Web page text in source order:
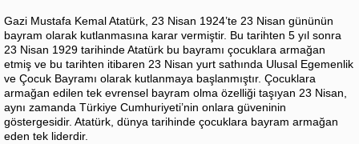
Gazi Mustafa Kemal Atatürk, 23 Nisan 1924’te 23 Nisan gününün
bayram olarak kutlanmasına karar vermiştir. Bu tarihten 5 yıl sonra
23 Nisan 1929 tarihinde Atatürk bu bayramı çocuklara armağan
etmiş ve bu tarihten itibaren 23 Nisan yurt sathında Ulusal Egemenlik
ve Çocuk Bayramı olarak kutlanmaya başlanmıştır. Çocuklara
armağan edilen tek evrensel bayram olma özelliği taşıyan 23 Nisan,
aynı zamanda Türkiye Cumhuriyeti’nin onlara güveninin
göstergesidir. Atatürk, dünya tarihinde çocuklara bayram armağan
eden tek liderdir.